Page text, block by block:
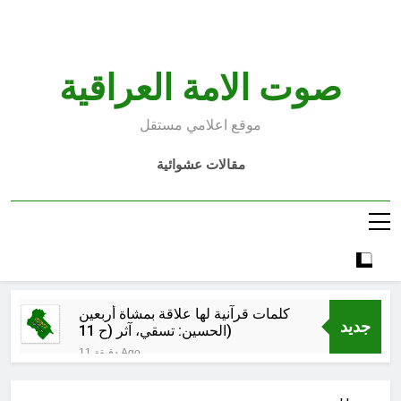
صوت الامة العراقية
موقع اعلامي مستقل
مقالات عشوائية
جديد
كلمات قرآنية لها علاقة بمشاة أربعين
الحسين: تسقي، آثر (ح 11)
11 دقيقة Ago